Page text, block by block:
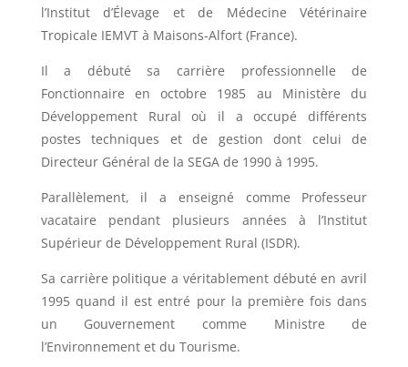
l’Institut d’Élevage et de Médecine Vétérinaire
Tropicale IEMVT à Maisons-Alfort (France).
Il a débuté sa carrière professionnelle de
Fonctionnaire en octobre 1985 au Ministère du
Développement Rural où il a occupé différents
postes techniques et de gestion dont celui de
Directeur Général de la SEGA de 1990 à 1995.
Parallèlement, il a enseigné comme Professeur
vacataire pendant plusieurs années à l’Institut
Supérieur de Développement Rural (ISDR).
Sa carrière politique a véritablement débuté en avril
1995 quand il est entré pour la première fois dans
un Gouvernement comme Ministre de
l’Environnement et du Tourisme.